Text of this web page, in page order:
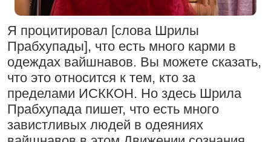
Бог, наука и атеизм, часть 2: Хвала
слушателям!
9:25 |17 июля 2024|
Атланта, Джорджия, США
Поклоняться Бхактивиноду Тхакуру,
исполняя его бхаджаны
Я процитировал [слова Шрилы
Прабхупады], что есть много карми в
одеждах вайшнавов. Вы можете сказать,
что это относится к тем, кто за
пределами ИСККОН. Но здесь Шрила
Прабхупада пишет, что есть много
завистливых людей в одеяниях
Чайтанье
29 июля 2026
Нектар имени Кришны
24 июля 2026
Сайт
Войти |Регистрация|История версий
Инструкция